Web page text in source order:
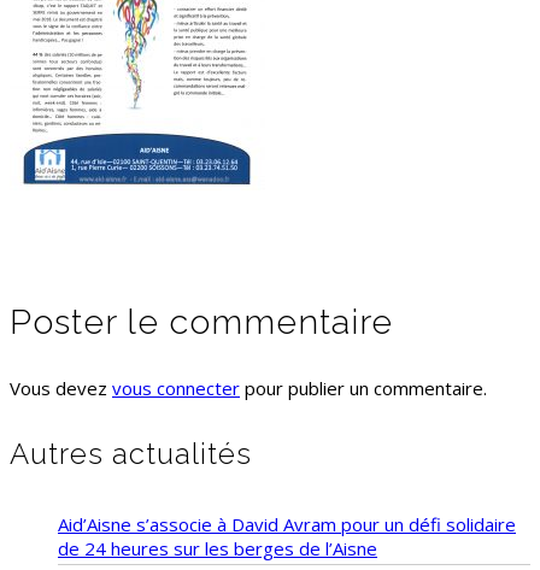
Poster le commentaire
Vous devez vous connecter pour publier un commentaire.
Autres actualités
Aid’Aisne s’associe à David Avram pour un défi solidaire
de 24 heures sur les berges de l’Aisne